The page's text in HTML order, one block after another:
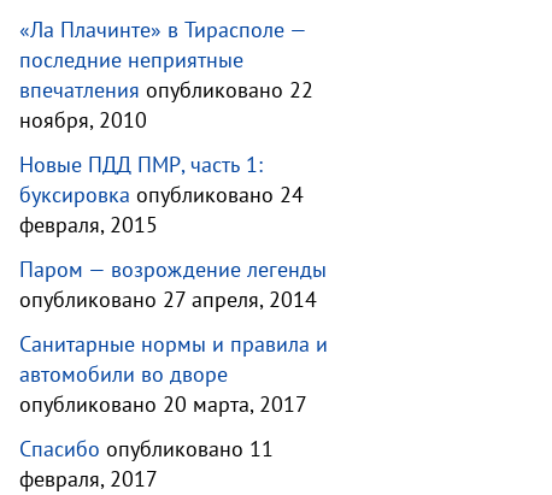
«Ла Плачинте» в Тирасполе —
последние неприятные
впечатления опубликовано 22
ноября, 2010
Новые ПДД ПМР, часть 1:
буксировка опубликовано 24
февраля, 2015
Паром — возрождение легенды
опубликовано 27 апреля, 2014
Санитарные нормы и правила и
автомобили во дворе
опубликовано 20 марта, 2017
Спасибо опубликовано 11
февраля, 2017